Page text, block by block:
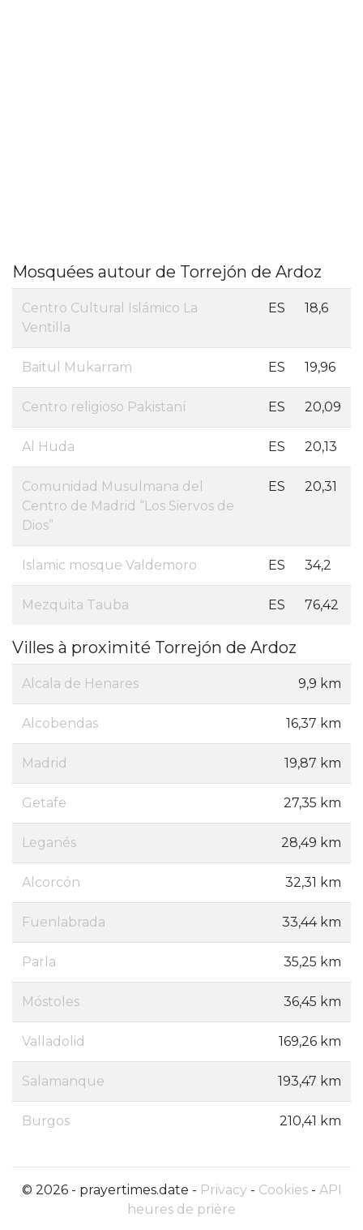
Mosquées autour de Torrejón de Ardoz
Centro Cultural Islámico La
Ventilla
ES 18,6
Baitul Mukarram ES 19,96
Centro religioso Pakistaní ES 20,09
Al Huda ES 20,13
Comunidad Musulmana del
Centro de Madrid “Los Siervos de
Dios”
ES 20,31
Islamic mosque Valdemoro ES 34,2
Mezquita Tauba ES 76,42
Villes à proximité Torrejón de Ardoz
Alcala de Henares 9,9 km
Alcobendas 16,37 km
Madrid 19,87 km
Getafe 27,35 km
Leganés 28,49 km
Alcorcón 32,31 km
Fuenlabrada 33,44 km
Parla 35,25 km
Móstoles 36,45 km
Valladolid 169,26 km
Salamanque 193,47 km
Burgos 210,41 km
© 2026 - prayertimes.date - Privacy- Cookies- API
heures de prière